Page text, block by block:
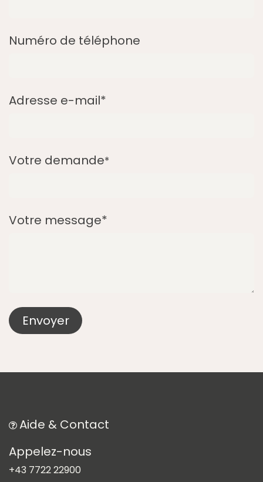
Numéro de téléphone
Adresse e-mail*
Votre demande*
Votre message*
Envoyer
Aide & Contact​
Appelez-nous
+43 7722 22900